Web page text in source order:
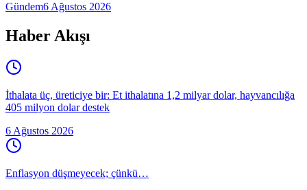
Gündem6 Ağustos 2026
Haber Akışı
İthalata üç, üreticiye bir: Et ithalatına 1,2 milyar dolar, hayvancılığa
405 milyon dolar destek
6 Ağustos 2026
Enflasyon düşmeyecek; çünkü…